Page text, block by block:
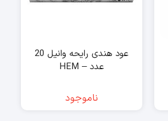
عود هندی رایحه وانیل 20
عدد – HEM
ناموجود